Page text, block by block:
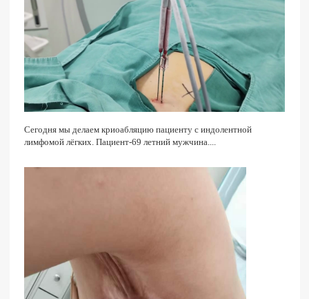
Сегодня мы делаем криоабляцию пациенту с индолентной
лимфомой лёгких. Пациент-69 летний мужчина....